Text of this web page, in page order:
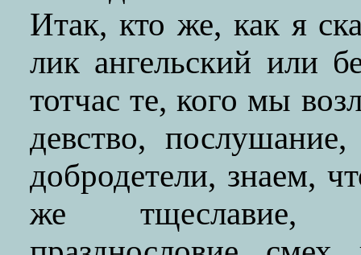
Итак, кто же, как я
лик ангельский или
тотчас те, кого мы
девство,
добродетели, знаем,
же тщеславие,